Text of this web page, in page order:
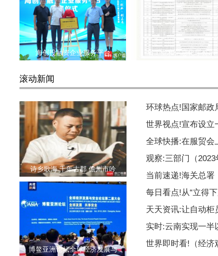
海创投融资企业服务平台 省工业和信息化厅公示
滚动新闻
诗乡歌海 千年古郡 儋州市吟
博鳌亚洲论坛全球经济发展与
环球热点!国家邮政
世界视点!宣布设立
全球快播:在服贸会
观察:三部门（
当前速递!海关总署
每日看点!从“立得
天天资讯:让自动柜
实时:云南实现一半
世界即时看!（经济